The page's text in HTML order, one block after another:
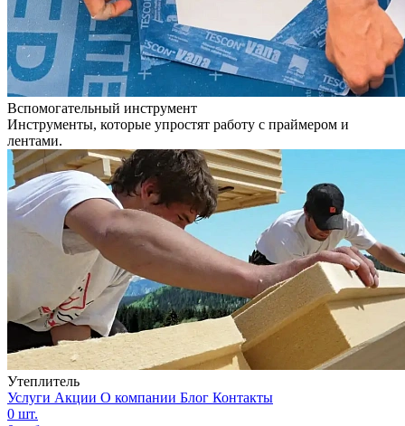
Вспомогательный инструмент
Инструменты, которые упростят работу с праймером и
лентами.
Утеплитель
Услуги Акции О компании Блог Контакты
0 шт.